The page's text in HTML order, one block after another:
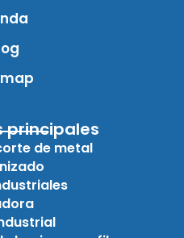
principales
de metal